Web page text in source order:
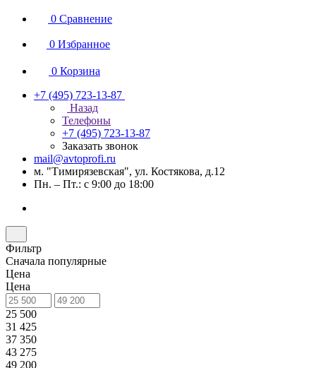
0 Сравнение
0 Избранное
0 Корзина
+7 (495) 723-13-87
Назад
Телефоны
+7 (495) 723-13-87
Заказать звонок
mail@avtoprofi.ru
м. "Тимирязевская", ул. Костякова, д.12
Пн. – Пт.: с 9:00 до 18:00
Фильтр
Сначала популярные
Цена
Цена
25 500
31 425
37 350
43 275
49 200